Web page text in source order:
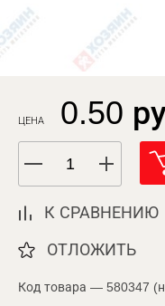
ЦЕНА 0.50
К СРАВНЕНИЮ
ОТЛОЖИТЬ
Код товара — 580347